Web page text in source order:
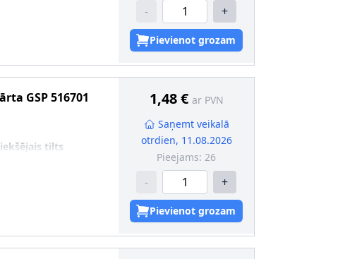
- +
Pievienot grozam
GSP516701
tilts
1,48 € ar PVN
Saņemt veikalā
otrdien, 11.08.2026
Pieejams: 26
- +
Pievienot grozam